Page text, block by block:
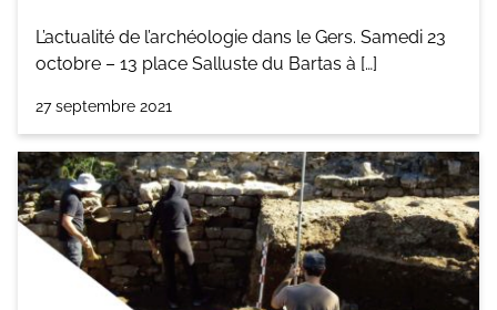
L’actualité de l’archéologie dans le Gers. Samedi 23
octobre – 13 place Salluste du Bartas à […]
27 septembre 2021